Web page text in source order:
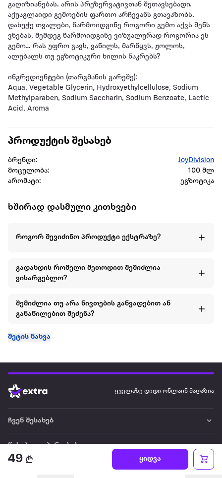
გაღიზიანებას. არის პრეზერვატივთან შეთავსებადი.
აქუაგლაიდი გემოების ფართო არჩევანს გთავაზობს.
დახუჭე თვალები, წარმოიდგინე როგორი გემო აქვს შენს
ვნებას, შემდეგ წარმოიდგინე ვიზუალურად როგორია ეს
გემო… რას უფრო გავს, ვანილს, მარწყვს, ჟოლოს,
ალუბალს თუ ეგზოტიკური ხილის ნაკრებს?
ინგრედიენტები (თარგმანის გარეშე):
Aqua, Vegetable Glycerin, Hydroxyethylcellulose, Sodium
Methylparaben, Sodium Saccharin, Sodium Benzoate, Lactic
Acid, Aroma
49 ყიდვა
პროდუქტის შესახებ
ბრენდი:
JoyDivision
მოცულობა:
100 მლ
არომატი:
ეგზოტიკა
ხშირად დასმული კითხვები
როგორ შევიძინო პროდუქტი ექსტრაზე?
გადახდის რომელი მეთოდით შემიძლია
ვისარგებლო?
შემიძლია თუ არა ნივთების განვადებით ან
განაწილებით შეძენა?
მეტის ნახვა
ყველაზე დიდი ონლაინ მაღაზია
ჩვენ შესახებ
წესები და პირობები